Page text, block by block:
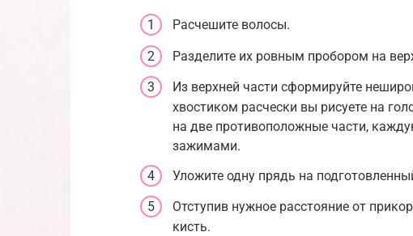
Расчешите волосы.
Разделите их ровным пробором на
Из верхней части сформируйте
хвостиком расчески вы рисуете на
на две противоположные части,
зажимами.
Уложите одну прядь на
Отступив нужное расстояние от
кисть.